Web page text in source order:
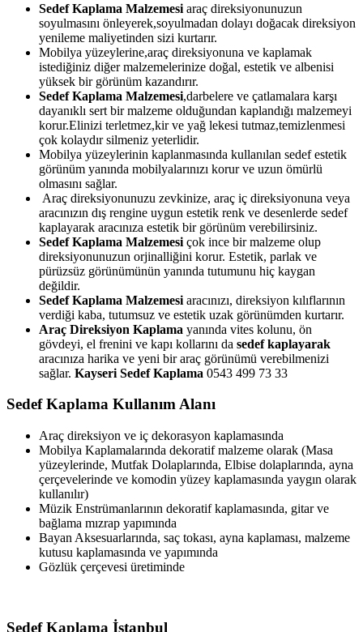
Sedef Kaplama Malzemesi araç direksiyonunuzun
soyulmasını önleyerek,soyulmadan dolayı doğacak direksiyon
yenileme maliyetinden sizi kurtarır.
Mobilya yüzeylerine,araç direksiyonuna ve kaplamak
istediğiniz diğer malzemelerinize doğal, estetik ve albenisi
yüksek bir görünüm kazandırır.
Sedef Kaplama Malzemesi,darbelere ve çatlamalara karşı
dayanıklı sert bir malzeme olduğundan kaplandığı malzemeyi
korur.Elinizi terletmez,kir ve yağ lekesi tutmaz,temizlenmesi
çok kolaydır silmeniz yeterlidir.
Mobilya yüzeylerinin kaplanmasında kullanılan sedef estetik
görünüm yanında mobilyalarınızı korur ve uzun ömürlü
olmasını sağlar.
Araç direksiyonunuzu zevkinize, araç iç direksiyonuna veya
aracınızın dış rengine uygun estetik renk ve desenlerde sedef
kaplayarak aracınıza estetik bir görünüm verebilirsiniz.
Sedef Kaplama Malzemesi çok ince bir malzeme olup
direksiyonunuzun orjinalliğini korur. Estetik, parlak ve
pürüzsüz görünümünün yanında tutumunu hiç kaygan
değildir.
Sedef Kaplama Malzemesi aracınızı, direksiyon kılıflarının
verdiği kaba, tutumsuz ve estetik uzak görünümden kurtarır.
Araç Direksiyon Kaplama yanında vites kolunu, ön
gövdeyi, el frenini ve kapı kollarını da sedef kaplayarak
aracınıza harika ve yeni bir araç görünümü verebilmenizi
sağlar. Kayseri Sedef Kaplama 0543 499 73 33
Sedef Kaplama Kullanım Alanı
Araç direksiyon ve iç dekorasyon kaplamasında
Mobilya Kaplamalarında dekoratif malzeme olarak (Masa
yüzeylerinde, Mutfak Dolaplarında, Elbise dolaplarında, ayna
çerçevelerinde ve komodin yüzey kaplamasında yaygın olarak
kullanılır)
Müzik Enstrümanlarının dekoratif kaplamasında, gitar ve
bağlama mızrap yapımında
Bayan Aksesuarlarında, saç tokası, ayna kaplaması, malzeme
kutusu kaplamasında ve yapımında
Gözlük çerçevesi üretiminde
Sedef Kaplama İstanbul